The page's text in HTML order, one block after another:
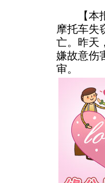
【本报
摩托车失
亡。昨天
嫌故意伤
审。